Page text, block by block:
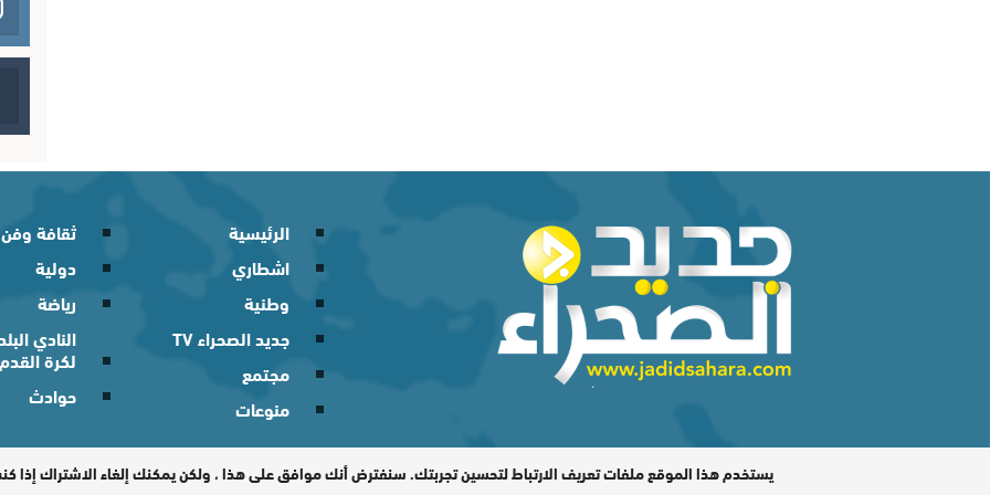
الرئيسية
اشطاري
وطنية
جديد الصحراء TV
مجتمع
منوعات
ثقافة وفن
دولية
رياضة
النادي
لكرة القدم
حوادث
المدير المسؤول : اشكيريد مصطفى / جميع الحقوق محفوظة © 2026
يستخدم هذا الموقع ملفات تعريف الارتباط لتحسين تجربتك. سنفترض أنك موافق على هذا ، ولكن يمكنك إلغاء الاشتراك